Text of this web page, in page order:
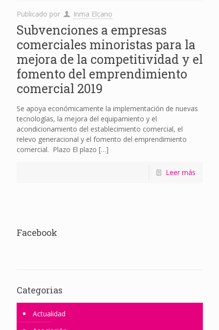
Publicado por Inma Elcano
Subvenciones a empresas
comerciales minoristas para la
mejora de la competitividad y el
fomento del emprendimiento
comercial 2019
Se apoya económicamente la implementación de nuevas
tecnologías, la mejora del equipamiento y el
acondicionamiento del establecimiento comercial, el
relevo generacional y el fomento del emprendimiento
comercial. Plazo El plazo […]
Leer más
Facebook
Categorias
Actualidad